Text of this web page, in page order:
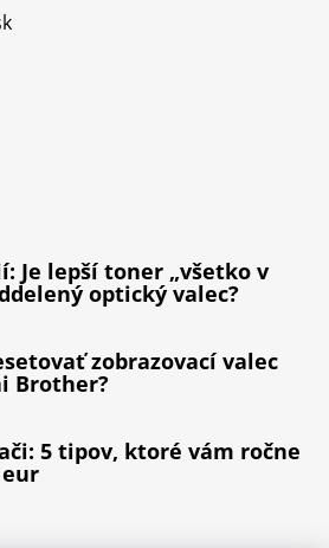
Je lepší toner „všetko v
optický valec?
zobrazovací valec
Brother?
5 tipov, ktoré vám ročne